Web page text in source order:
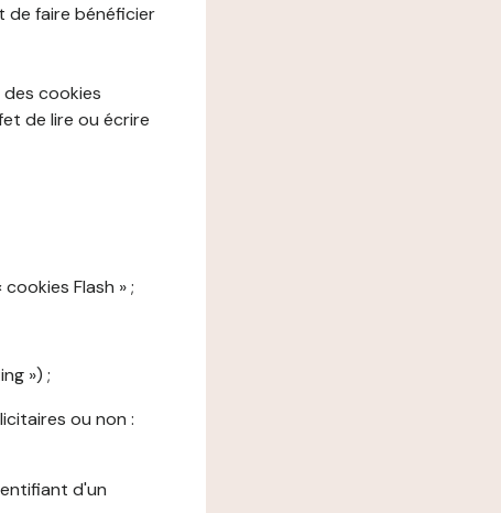
de faire bénéficier
cookies
de lire ou écrire
Flash » ;
») ;
ou non :
d'un